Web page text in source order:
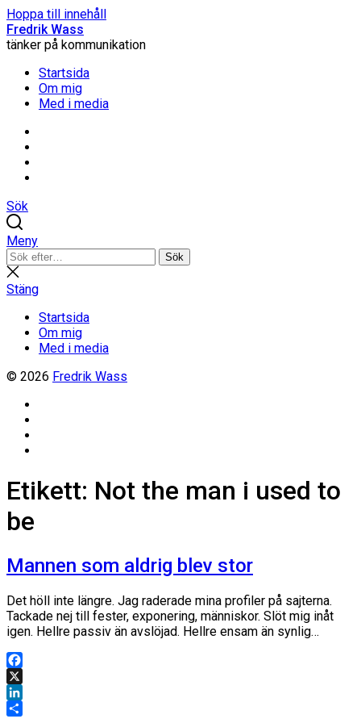
Hoppa till innehåll
Fredrik Wass
tänker på kommunikation
Startsida
Om mig
Med i media
Sök
Meny
Sök
efter:
Sök
Stäng
sökning
Stäng
Startsida
Om mig
Med i media
© 2026 Fredrik Wass
Etikett: Not the man i used to
be
Mannen som aldrig blev stor
Det höll inte längre. Jag raderade mina profiler på sajterna.
Tackade nej till fester, exponering, människor. Slöt mig inåt
igen. Hellre passiv än avslöjad. Hellre ensam än synlig…
Facebook
X
LinkedIn